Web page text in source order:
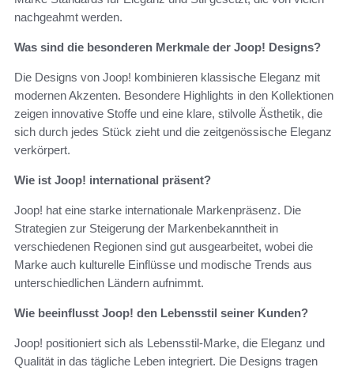
nachgeahmt werden.
Was sind die besonderen Merkmale der Joop! Designs?
Die Designs von Joop! kombinieren klassische Eleganz mit
modernen Akzenten. Besondere Highlights in den Kollektionen
zeigen innovative Stoffe und eine klare, stilvolle Ästhetik, die
sich durch jedes Stück zieht und die zeitgenössische Eleganz
verkörpert.
Wie ist Joop! international präsent?
Joop! hat eine starke internationale Markenpräsenz. Die
Strategien zur Steigerung der Markenbekanntheit in
verschiedenen Regionen sind gut ausgearbeitet, wobei die
Marke auch kulturelle Einflüsse und modische Trends aus
unterschiedlichen Ländern aufnimmt.
Wie beeinflusst Joop! den Lebensstil seiner Kunden?
Joop! positioniert sich als Lebensstil-Marke, die Eleganz und
Qualität in das tägliche Leben integriert. Die Designs tragen